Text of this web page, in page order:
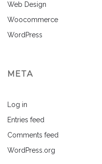
Web Design
Woocommerce
WordPress
META
Log in
Entries feed
Comments feed
WordPress.org